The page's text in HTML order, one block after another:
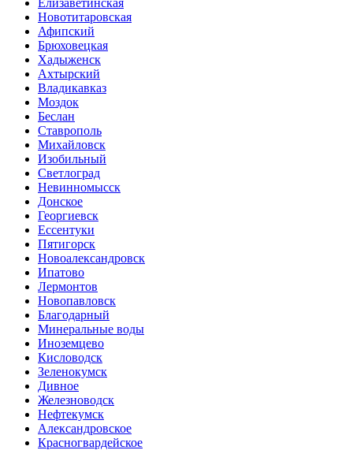
Новотитаровская
Афипский
Брюховецкая
Хадыженск
Ахтырский
Владикавказ
Моздок
Беслан
Ставрополь
Михайловск
Изобильный
Светлоград
Невинномысск
Донское
Георгиевск
Ессентуки
Пятигорск
Новоалександровск
Ипатово
Лермонтов
Новопавловск
Благодарный
Минеральные воды
Иноземцево
Кисловодск
Зеленокумск
Дивное
Железноводск
Нефтекумск
Александровское
Красногвардейское